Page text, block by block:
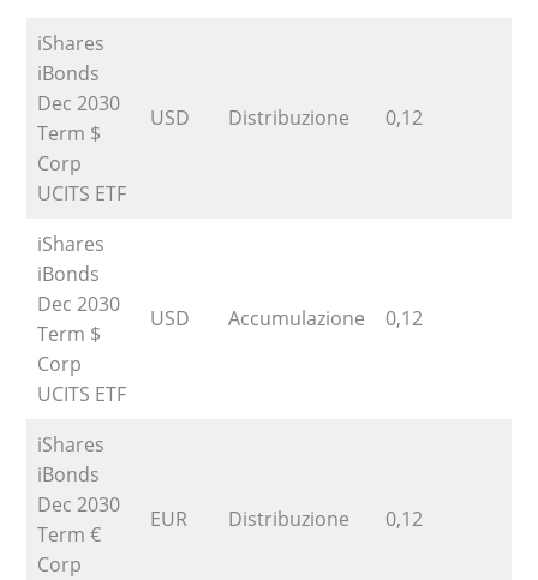
iShares
iBonds
Dec 2030
Term $
Corp
UCITS ETF
USD Distribuzione 0,12
iShares
iBonds
Dec 2030
Term $
Corp
UCITS ETF
USD Accumulazione 0,12
iShares
iBonds
Dec 2030
Term €
Corp
EUR Distribuzione 0,12